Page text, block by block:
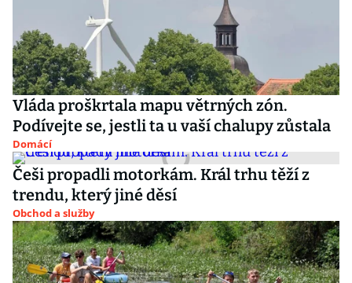
Vláda proškrtala mapu větrných zón.
Podívejte se, jestli ta u vaší chalupy zůstala
Domácí
Češi propadli motorkám. Král trhu těží z
trendu, který jiné děsí
Obchod a služby